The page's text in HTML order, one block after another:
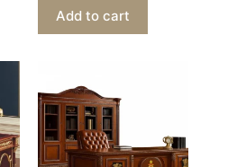
Add to cart